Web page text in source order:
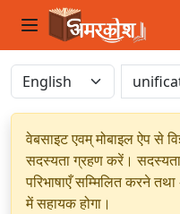
वेबसाइट एवम् मोबाइल ऐप से
सदस्यता ग्रहण करें।
परिभाषाएँ सम्मिलित करने
में सहायक होगा।